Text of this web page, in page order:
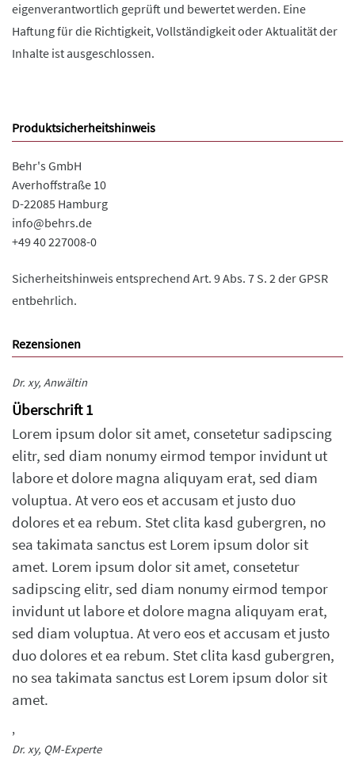
eigenverantwortlich geprüft und bewertet werden. Eine
Haftung für die Richtigkeit, Vollständigkeit oder Aktualität der
Inhalte ist ausgeschlossen.
Produktsicherheitshinweis
Behr's GmbH
Averhoffstraße 10
D-22085 Hamburg
info@behrs.de
+49 40 227008-0
Sicherheitshinweis entsprechend Art. 9 Abs. 7 S. 2 der GPSR
entbehrlich.
Rezensionen
Dr. xy, Anwältin
Überschrift 1
Lorem ipsum dolor sit amet, consetetur sadipscing
elitr, sed diam nonumy eirmod tempor invidunt ut
labore et dolore magna aliquyam erat, sed diam
voluptua. At vero eos et accusam et justo duo
dolores et ea rebum. Stet clita kasd gubergren, no
sea takimata sanctus est Lorem ipsum dolor sit
amet. Lorem ipsum dolor sit amet, consetetur
sadipscing elitr, sed diam nonumy eirmod tempor
invidunt ut labore et dolore magna aliquyam erat,
sed diam voluptua. At vero eos et accusam et justo
duo dolores et ea rebum. Stet clita kasd gubergren,
no sea takimata sanctus est Lorem ipsum dolor sit
amet.
,
Dr. xy, QM-Experte